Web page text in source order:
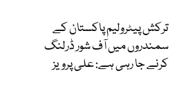
ترکش پیٹرولیم پاکستان کے
سمندروں میں آف شور ڈرلنگ
کرنے جا رہی ہے: علی پرویز